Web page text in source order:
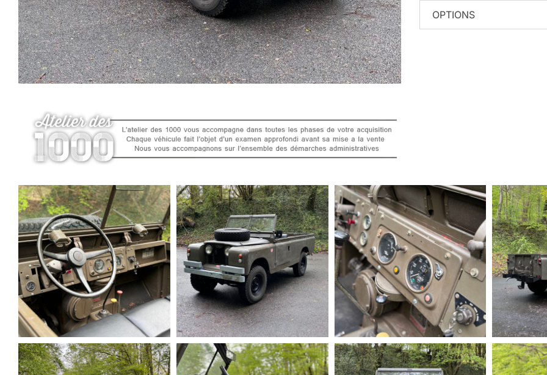
OPTIONS